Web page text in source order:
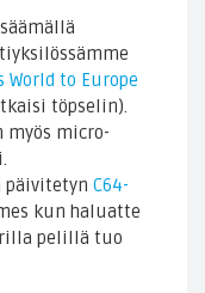
World to Europe
töpselin).
myös micro-
C64-
kun haluatte
pelillä tuo